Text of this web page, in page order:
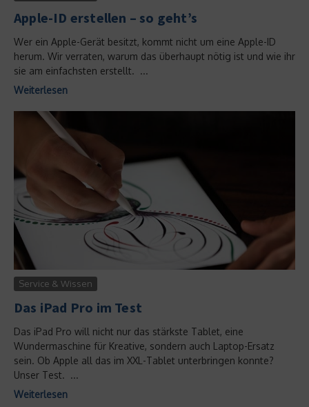
Apple-ID erstellen – so geht’s
Wer ein Apple-Gerät besitzt, kommt nicht um eine Apple-ID
herum. Wir verraten, warum das überhaupt nötig ist und wie ihr
sie am einfachsten erstellt. ...
Weiterlesen
Service & Wissen
Das iPad Pro im Test
Das iPad Pro will nicht nur das stärkste Tablet, eine
Wundermaschine für Kreative, sondern auch Laptop-Ersatz
sein. Ob Apple all das im XXL-Tablet unterbringen konnte?
Unser Test. ...
Weiterlesen